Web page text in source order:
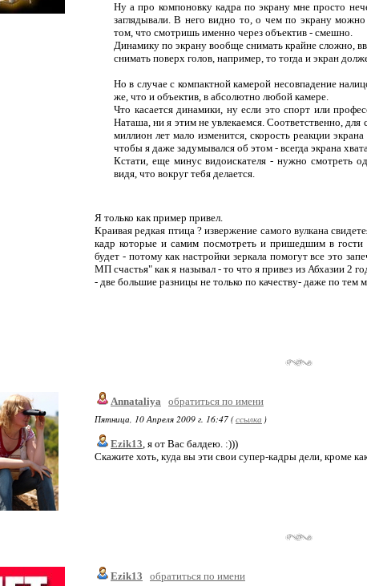
Ну а про компоновку кадра по экрану мне просто
заглядывали. В него видно то, о чем по экрану
том, что смотришь именно через объектив - смешно.
Динамику по экрану вообще снимать крайне сложно,
снимать поверх голов, например, то тогда и экран
Но в случае с компактной камерой несовпадение
же, что и объектив, в абсолютно любой камере.
Что касается динамики, ну если это спорт или
Наташа, ни я этим не увлекаемся. Соответственно, для
миллион лет мало изменится, скорость реакции
чтобы я даже задумывался об этом - всегда экрана
Кстати, еще минус видоискателя - нужно смотреть
видя, что вокруг тебя делается.
Я только как пример привел.
Краивая редкая птица ? извержение самого вулкана
кадр которые и самим посмотреть и пришедшим в гости
будет - потому как настройки зеркала помогут все это
МП счастья" как я называл - то что я привез из Абхазии 2
- две большие разницы не только по качеству- даже по тем
Annataliya
обратиться по имени
Пятница, 10 Апреля 2009 г. 16:47 (ссылка )
Ezik13, я от Вас балдею. :)))
Скажите хоть, куда вы эти свои супер-кадры дели, кроме
Ezik13
обратиться по имени